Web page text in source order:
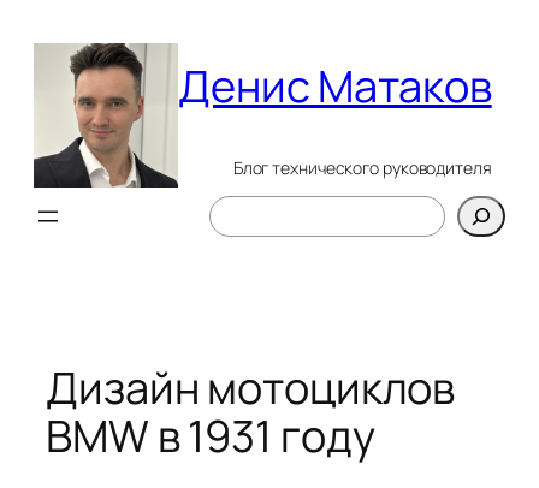
содержимому
Денис Матаков
Блог технического руководителя
Поиск
Дизайн мотоциклов
BMW в 1931 году